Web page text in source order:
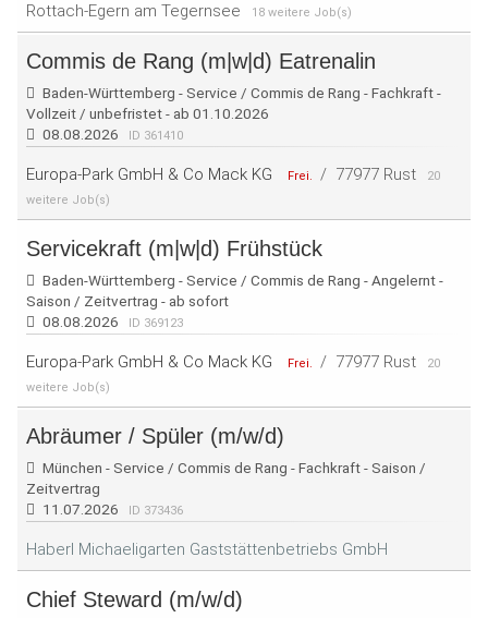
Rottach-Egern am Tegernsee
18 weitere Job(s)
Commis de Rang (m|w|d) Eatrenalin
Baden-Württemberg - Service / Commis de Rang - Fachkraft -
Vollzeit / unbefristet - ab 01.10.2026
08.08.2026
ID 361410
Europa-Park GmbH & Co Mack KG Frei. / 77977 Rust
20
weitere Job(s)
Servicekraft (m|w|d) Frühstück
Baden-Württemberg - Service / Commis de Rang - Angelernt -
Saison / Zeitvertrag - ab sofort
08.08.2026
ID 369123
Europa-Park GmbH & Co Mack KG Frei. / 77977 Rust
20
weitere Job(s)
Abräumer / Spüler (m/w/d)
München - Service / Commis de Rang - Fachkraft - Saison /
Zeitvertrag
11.07.2026
ID 373436
Haberl Michaeligarten Gaststättenbetriebs GmbH
Chief Steward (m/w/d)